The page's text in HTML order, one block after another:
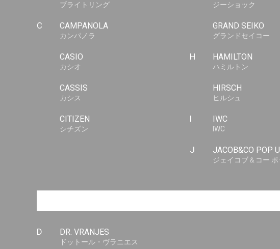
ブライトリング
C CAMPANOLA
カンパノラ
CASIO
カシオ
CASSIS
カシス
CITIZEN
シチズン
ジーショック
GRAND SEIKO
グランドセイコー
H HAMILTON
ハミルトン
HIRSCH
ヒルシュ
I IWC
IWC
J JACOB&CO POP
ジェイコブ＆コー
D DR. VRANJES
ドットール・ヴラニエス